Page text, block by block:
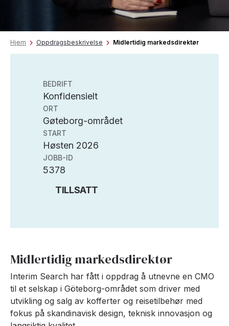
Hjem Oppdragsbeskrivelse Midlertidig markedsdirektør
BEDRIFT
Konfidensielt
ORT
Gøteborg-området
START
Høsten 2026
JOBB-ID
5378
TILLSATT
Midlertidig markedsdirektør
Interim Search har fått i oppdrag å utnevne en CMO
til et selskap i Göteborg-området som driver med
utvikling og salg av kofferter og reisetilbehør med
fokus på skandinavisk design, teknisk innovasjon og